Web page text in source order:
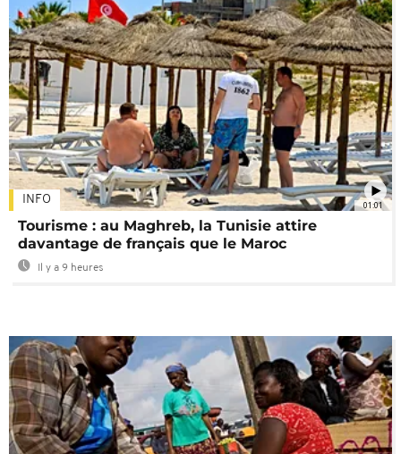
01:01
INFO
Tourisme : au Maghreb, la Tunisie attire
davantage de français que le Maroc
Il y a 9 heures